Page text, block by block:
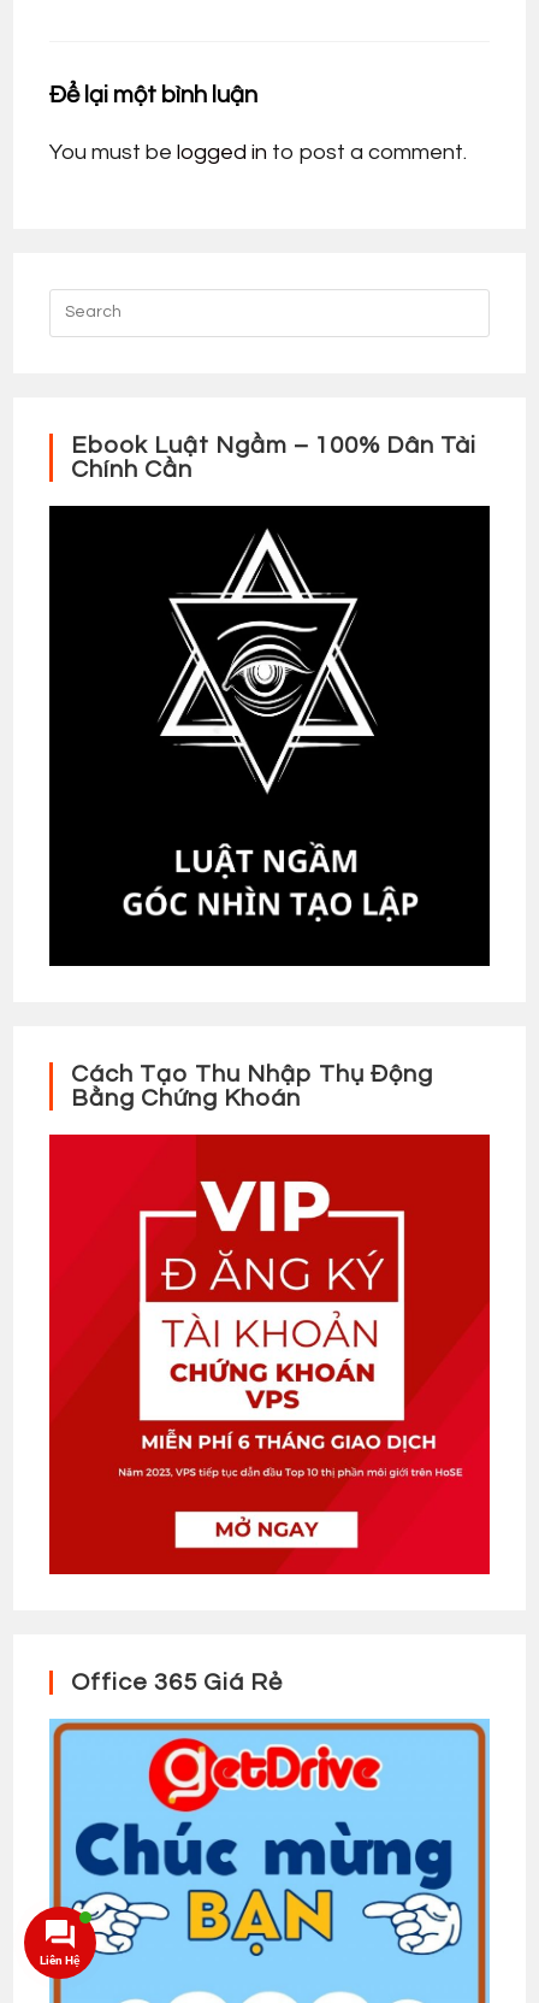
Để lại một bình luận
You must belogged in to post a comment.
Ebook Luật Ngầm – 100% Dân Tài
Chính Cần
Cách Tạo Thu Nhập Thụ Động
Bằng Chứng Khoán
Office 365 Giá Rẻ
Liên Hệ